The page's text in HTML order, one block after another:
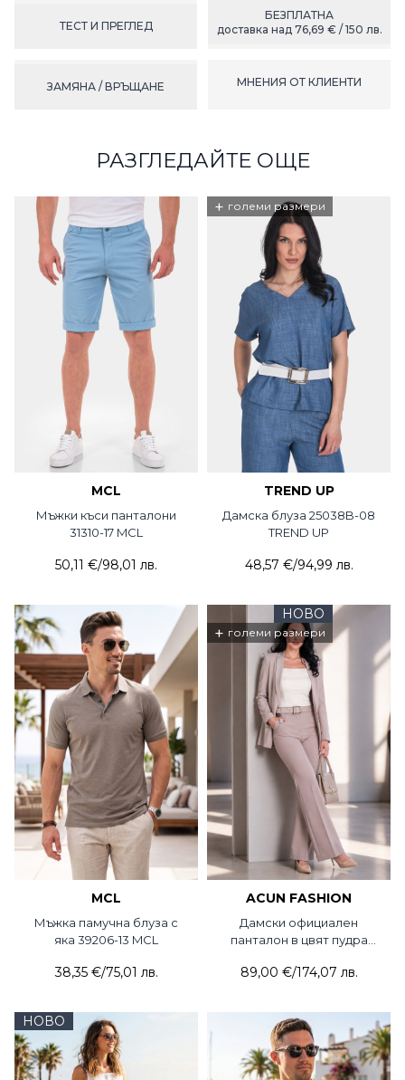
ТЕСТ И ПРЕГЛЕД
БЕЗПЛАТНА
доставка над 76,69 € / 150 лв.
ЗАМЯНА / ВРЪЩАНЕ МНЕНИЯ ОТ КЛИЕНТИ
РАЗГЛЕДАЙТЕ ОЩЕ
MCL
Мъжки къси панталони
31310-17 MCL
50,11 €/98,01 лв.
+ големи размери
TREND UP
Дамска блуза 25038B-08
TREND UP
48,57 €/94,99 лв.
MCL
Мъжка памучна блуза с
яка 39206-13 MCL
38,35 €/75,01 лв.
НОВО
+ големи размери
ACUN FASHION
Дамски официален
панталон в цвят пудра
89,00 €/174,07 лв.
НОВО